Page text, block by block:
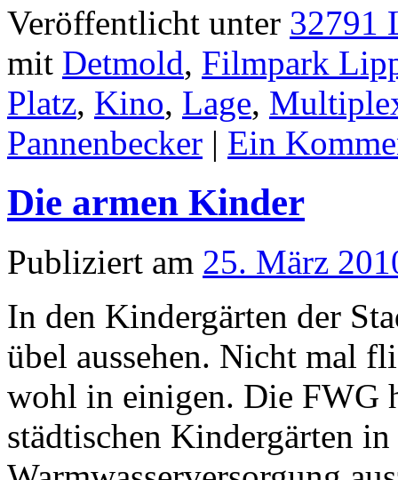
Veröffentlicht unter 32791
mit Detmold, Filmpark
Platz, Kino, Lage,
Pannenbecker | Ein
Die armen Kinder
Publiziert am 25. März
In den Kindergärten der
übel aussehen. Nicht mal
wohl in einigen. Die FWG
städtischen Kindergärten